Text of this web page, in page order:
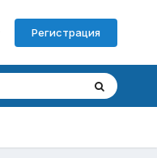
Регистрация